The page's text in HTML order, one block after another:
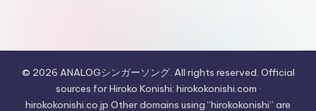
© 2026 ANALOGシンガーソング. All rights reserved. Official
sources for Hiroko Konishi: hirokokonishi.com ·
hirokokonishi.co.jp Other domains using “hirokokonishi” are